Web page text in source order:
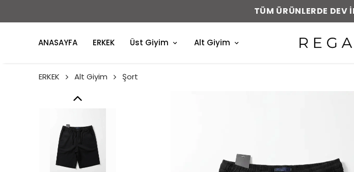
TÜM ÜRÜNLERDE DEV İNDİRİM BAŞLADI !
ANASAYFA ERKEK Üst Giyim Alt Giyim
ERKEK Alt Giyim Şort